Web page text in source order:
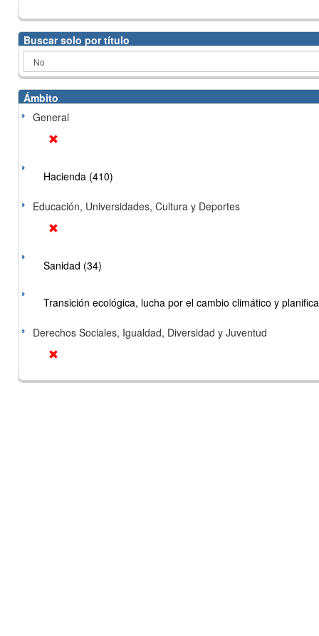
Buscar solo por título
Ámbito
General
Hacienda (410)
Educación, Universidades, Cultura y Deportes
Sanidad (34)
Transición ecológica, lucha por el cambio climático y
Derechos Sociales, Igualdad, Diversidad y Juventud